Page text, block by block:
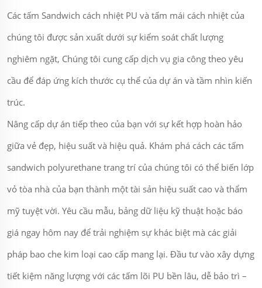
Các tấm Sandwich cách nhiệt PU và tấm mái cách nhiệt của
chúng tôi được sản xuất dưới sự kiểm soát chất lượng
nghiêm ngặt, Chúng tôi cung cấp dịch vụ gia công theo yêu
cầu để đáp ứng kích thước cụ thể của dự án và tầm nhìn kiến
trúc.
Nâng cấp dự án tiếp theo của bạn với sự kết hợp hoàn hảo
giữa vẻ đẹp, hiệu suất và hiệu quả. Khám phá cách các tấm
sandwich polyurethane trang trí của chúng tôi có thể biến lớp
vỏ tòa nhà của bạn thành một tài sản hiệu suất cao và thẩm
mỹ tuyệt vời. Yêu cầu mẫu, bảng dữ liệu kỹ thuật hoặc báo
giá ngay hôm nay để trải nghiệm sự khác biệt mà các giải
pháp bao che kim loại cao cấp mang lại. Đầu tư vào xây dựng
tiết kiệm năng lượng với các tấm lõi PU bền lâu, dễ bảo trì –